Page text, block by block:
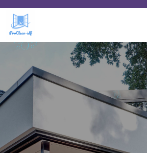
Skip to main content